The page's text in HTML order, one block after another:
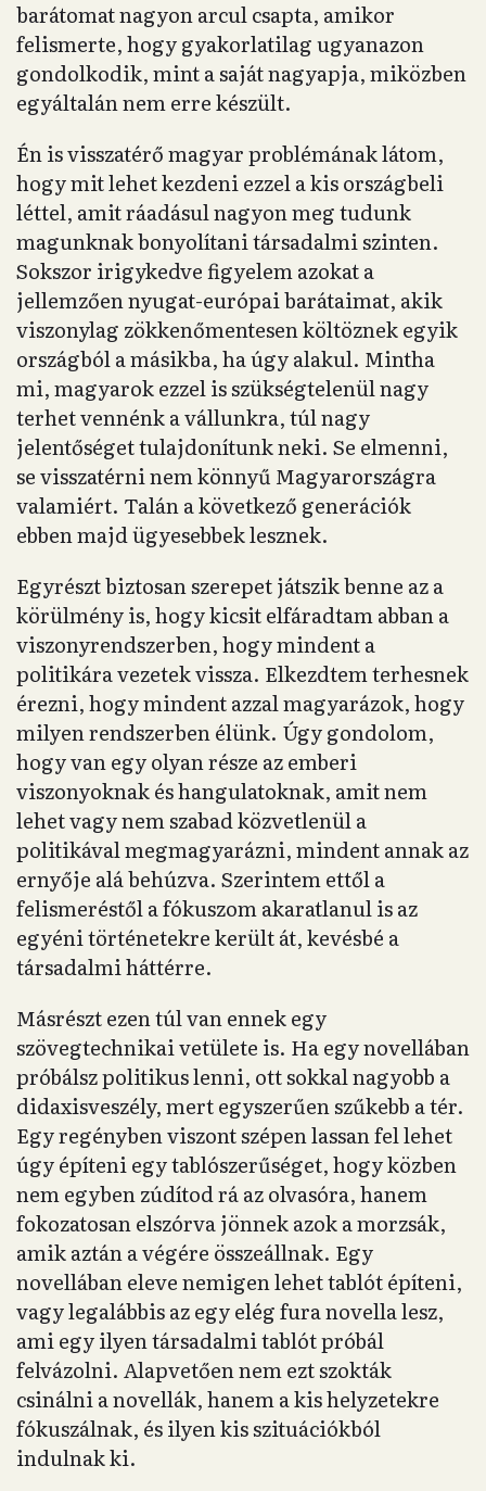
barátomat nagyon arcul csapta, amikor
felismerte, hogy gyakorlatilag ugyanazon
gondolkodik, mint a saját nagyapja, miközben
egyáltalán nem erre készült.
Én is visszatérő magyar problémának látom,
hogy mit lehet kezdeni ezzel a kis országbeli
léttel, amit ráadásul nagyon meg tudunk
magunknak bonyolítani társadalmi szinten.
Sokszor irigykedve figyelem azokat a
jellemzően nyugat-európai barátaimat, akik
viszonylag zökkenőmentesen költöznek egyik
országból a másikba, ha úgy alakul. Mintha
mi, magyarok ezzel is szükségtelenül nagy
terhet vennénk a vállunkra, túl nagy
jelentőséget tulajdonítunk neki. Se elmenni,
se visszatérni nem könnyű Magyarországra
valamiért. Talán a következő generációk
ebben majd ügyesebbek lesznek.
Egyrészt biztosan szerepet játszik benne az a
körülmény is, hogy kicsit elfáradtam abban a
viszonyrendszerben, hogy mindent a
politikára vezetek vissza. Elkezdtem terhesnek
érezni, hogy mindent azzal magyarázok, hogy
milyen rendszerben élünk. Úgy gondolom,
hogy van egy olyan része az emberi
viszonyoknak és hangulatoknak, amit nem
lehet vagy nem szabad közvetlenül a
politikával megmagyarázni, mindent annak az
ernyője alá behúzva. Szerintem ettől a
felismeréstől a fókuszom akaratlanul is az
egyéni történetekre került át, kevésbé a
társadalmi háttérre.
Másrészt ezen túl van ennek egy
szövegtechnikai vetülete is. Ha egy novellában
próbálsz politikus lenni, ott sokkal nagyobb a
didaxisveszély, mert egyszerűen szűkebb a tér.
Egy regényben viszont szépen lassan fel lehet
úgy építeni egy tablószerűséget, hogy közben
nem egyben zúdítod rá az olvasóra, hanem
fokozatosan elszórva jönnek azok a morzsák,
amik aztán a végére összeállnak. Egy
novellában eleve nemigen lehet tablót építeni,
vagy legalábbis az egy elég fura novella lesz,
ami egy ilyen társadalmi tablót próbál
felvázolni. Alapvetően nem ezt szokták
csinálni a novellák, hanem a kis helyzetekre
fókuszálnak, és ilyen kis szituációkból
indulnak ki.